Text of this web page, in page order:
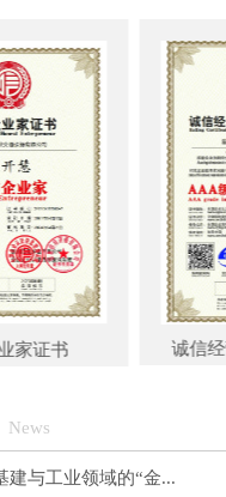
营示范单位证书
News
建与工业领域的“金...
全防护与城市美学的...
安全防护与艺术美学...
疆金邦伟业以匠心铸...
护运动安全的“隐形...
方管铁艺护栏——安...
与工业领域的“金...
全防护与城市美学的...